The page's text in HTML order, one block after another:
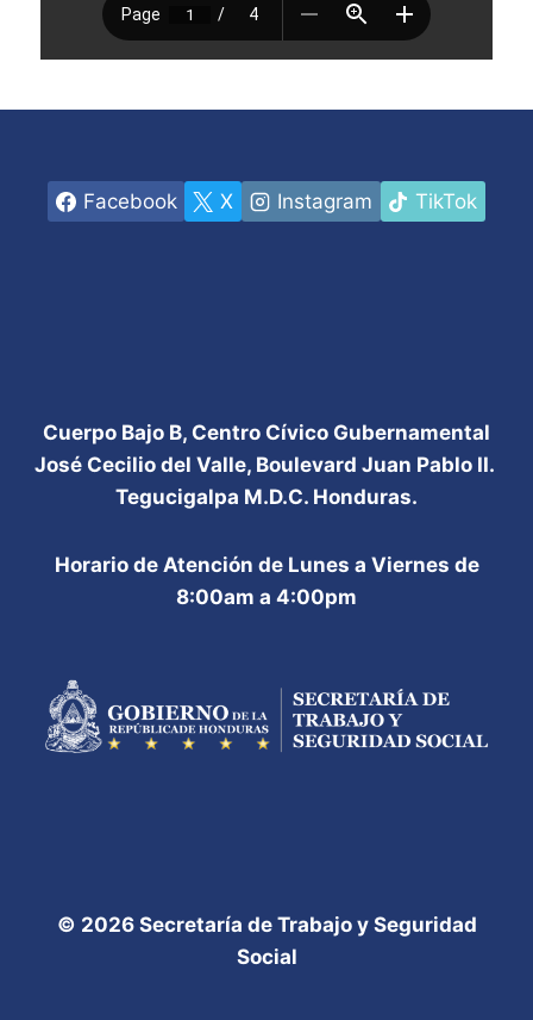
Facebook X Instagram TikTok
Cuerpo Bajo B, Centro Cívico Gubernamental
José Cecilio del Valle, Boulevard Juan Pablo II.
Tegucigalpa M.D.C. Honduras.
Horario de Atención de Lunes a Viernes de
8:00am a 4:00pm
© 2026 Secretaría de Trabajo y Seguridad
Social